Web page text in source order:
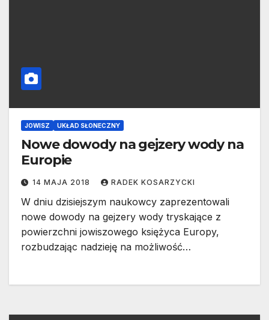
JOWISZ UKŁAD SŁONECZNY
Nowe dowody na gejzery wody na
Europie
14 MAJA 2018 RADEK KOSARZYCKI
W dniu dzisiejszym naukowcy zaprezentowali
nowe dowody na gejzery wody tryskające z
powierzchni jowiszowego księżyca Europy,
rozbudzając nadzieję na możliwość…